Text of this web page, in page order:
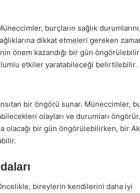
burçların sağlık durumlarını,
dikkat etmeleri gereken
önem kazandığı bir gün
etkiler yaratabileceği belirtilebilir.
bir öngörü sunar. Müneccimler,
olayları ve durumları öngörür.
olacağı bir gün öngörülebilirken, bir
bireylerin kendilerini daha iyi